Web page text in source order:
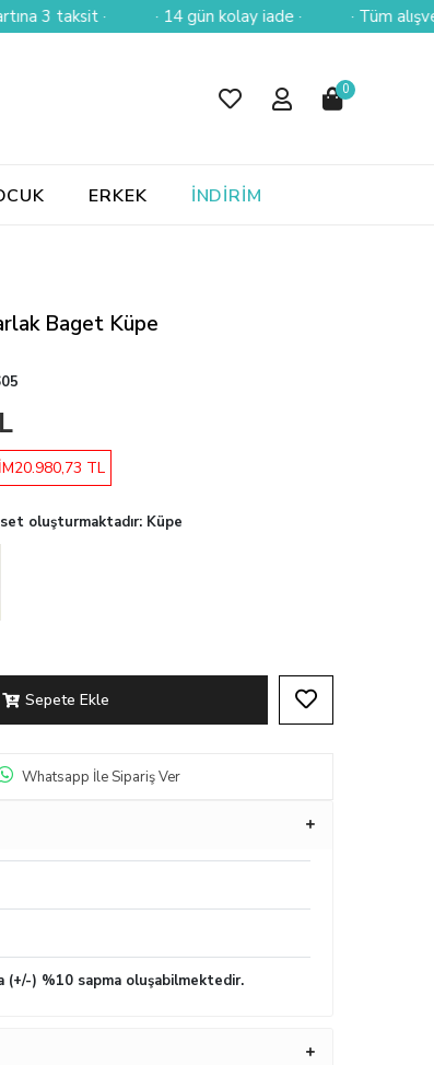
· · 14 gün kolay iade · · Tüm
0
ERKEK İNDİRİM
Baget Küpe
20.980,73 TL
oluşturmaktadır: Küpe
Sepete Ekle
Whatsapp İle Sipariş Ver
(+/-) %10 sapma oluşabilmektedir.